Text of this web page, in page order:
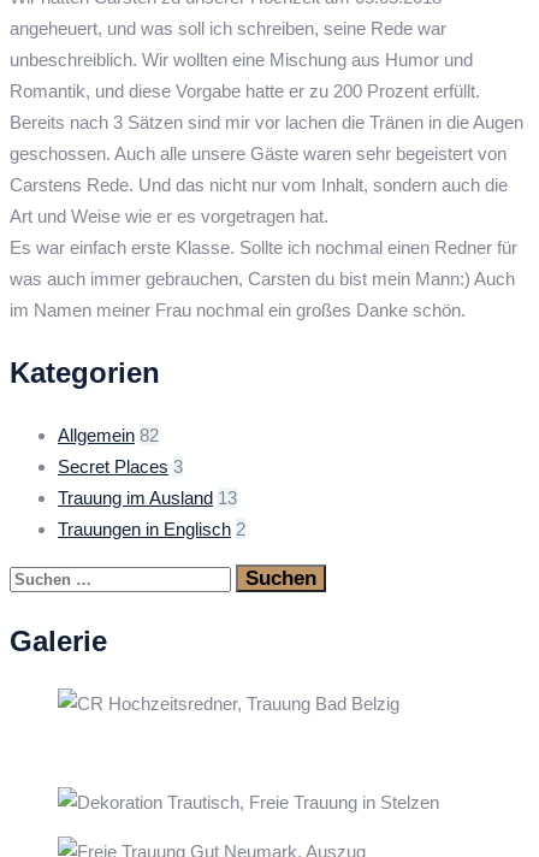
angeheuert, und was soll ich schreiben, seine Rede war
unbeschreiblich. Wir wollten eine Mischung aus Humor und
Romantik, und diese Vorgabe hatte er zu 200 Prozent erfüllt.
Bereits nach 3 Sätzen sind mir vor lachen die Tränen in die Augen
geschossen. Auch alle unsere Gäste waren sehr begeistert von
Carstens Rede. Und das nicht nur vom Inhalt, sondern auch die
Art und Weise wie er es vorgetragen hat.
Es war einfach erste Klasse. Sollte ich nochmal einen Redner für
was auch immer gebrauchen, Carsten du bist mein Mann:) Auch
im Namen meiner Frau nochmal ein großes Danke schön.
Kategorien
Allgemein 82
Secret Places 3
Trauung im Ausland 13
Trauungen in Englisch 2
Suchen
Galerie